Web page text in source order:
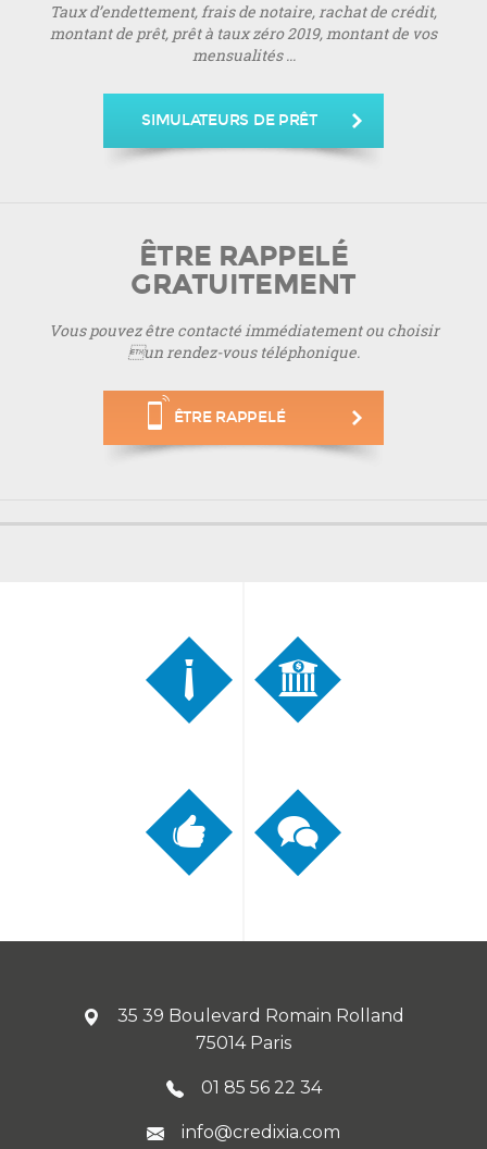
Taux d’endettement, frais de notaire, rachat de crédit,
montant de prêt, prêt à taux zéro 2019, montant de vos
mensualités ...
SIMULATEURS DE PRÊT
ÊTRE RAPPELÉ
GRATUITEMENT
Vous pouvez être contacté immédiatement ou choisir
un rendez-vous téléphonique.
ÊTRE RAPPELÉ
35 39 Boulevard Romain Rolland
75014 Paris
01 85 56 22 34
info@credixia.com